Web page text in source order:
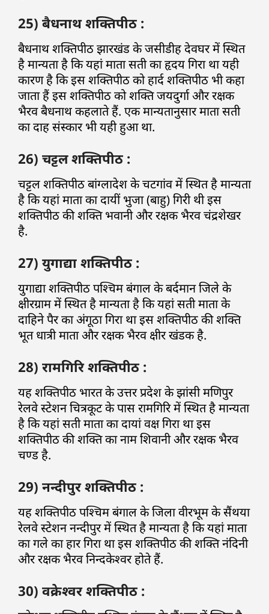
25) बैधनाथ शक्तिपीठ :
बैधनाथ शक्तिपीठ झारखंड के जसीडीह देवघर में स्थित
है मान्यता है कि यहां माता सती का हृदय गिरा था यही
कारण है कि इस शक्तिपीठ को हार्द शक्तिपीठ भी कहा
जाता हैं इस शक्तिपीठ को शक्ति जयदुर्गा और रक्षक
भैरव बैधनाथ कहलाते हैं. एक मान्यतानुसार माता सती
का दाह संस्कार भी यही हुआ था.
26) चट्टल शक्तिपीठ :
चट्टल शक्तिपीठ बांग्लादेश के चटगांव में स्थित है मान्यता
है कि यहां माता का दायीं भुजा (बाहु) गिरी थी इस
शक्तिपीठ की शक्ति भवानी और रक्षक भैरव चंद्रशेखर
है.
27) युगाद्या शक्तिपीठ :
युगाद्या शक्तिपीठ पश्चिम बंगाल के बर्दमान जिले के
क्षीरग्राम में स्थित है मान्यता है कि यहां सती माता के
दाहिने पैर का अंगूठा गिरा था इस शक्तिपीठ की शक्ति
भूत धात्री माता और रक्षक भैरव क्षीर खंडक है.
28) रामगिरि शक्तिपीठ :
यह शक्तिपीठ भारत के उत्तर प्रदेश के झांसी मणिपुर
रेलवे स्टेशन चित्रकूट के पास रामगिरि में स्थित है मान्यता
है कि यहां सती माता का दायां वक्ष गिरा था इस
शक्तिपीठ की शक्ति का नाम शिवानी और रक्षक भैरव
चण्ड है.
29) नन्दीपुर शक्तिपीठ :
यह शक्तिपीठ पश्चिम बंगाल के जिला वीरभूम के सैंथया
रेलवे स्टेशन नन्दीपुर में स्थित है मान्यता है कि यहां माता
का गले का हार गिरा था इस शक्तिपीठ की शक्ति नंदिनी
और रक्षक भैरव निन्दकेश्वर होते हैं.
30) वक्रेश्वर शक्तिपीठ :